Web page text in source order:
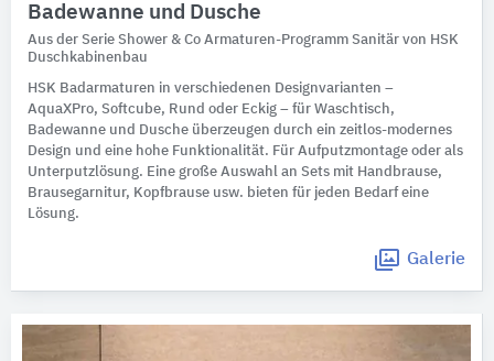
Badewanne und Dusche
Aus der Serie Shower & Co Armaturen-Programm Sanitär von HSK
Duschkabinenbau
HSK Badarmaturen in verschiedenen Designvarianten –
AquaXPro, Softcube, Rund oder Eckig – für Waschtisch,
Badewanne und Dusche überzeugen durch ein zeitlos-modernes
Design und eine hohe Funktionalität. Für Aufputzmontage oder als
Unterputzlösung. Eine große Auswahl an Sets mit Handbrause,
Brausegarnitur, Kopfbrause usw. bieten für jeden Bedarf eine
Lösung.
Galerie